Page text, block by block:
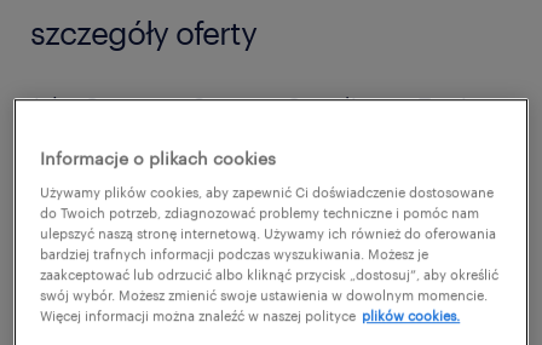
szczegóły oferty
Jako Customer Support Coordinator Twoim
biznesu serwisowego poprzez budowanie
trwałych relacji z klientami oraz promowanie
rozwiązań technicznych i części zamiennych.
Będziesz odpowiedzialny/a za cały cykl życia
oferty - od jej przygotowania, przez
Informacje o plikach cookies
Używamy plików cookies, aby zapewnić Ci doświadczenie dostosowane
do Twoich potrzeb, zdiagnozować problemy techniczne i pomóc nam
ulepszyć naszą stronę internetową. Używamy ich również do oferowania
bardziej trafnych informacji podczas wyszukiwania. Możesz je
zaakceptować lub odrzucić albo kliknąć przycisk „dostosuj”, aby określić
swój wybór. Możesz zmienić swoje ustawienia w dowolnym momencie.
Więcej informacji można znaleźć w naszej polityce plików cookies.